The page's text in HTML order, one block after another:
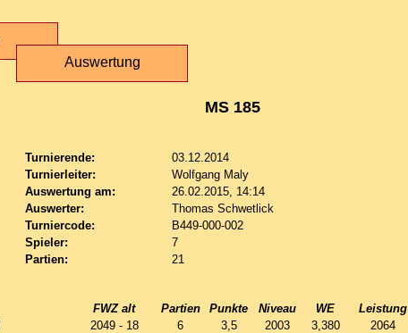
Auswertung
MS 185
Turnierende:
03.12.2014
Turnierleiter:
Wolfgang Maly
Auswertung am:
26.02.2015, 14:14
Auswerter:
Thomas Schwetlick
Turniercode:
B449-000-002
Spieler:
7
Partien:
21
FWZ alt Partien Punkte Niveau WE Leistung
2049 - 18 6 3,5 2003 3,380 2064